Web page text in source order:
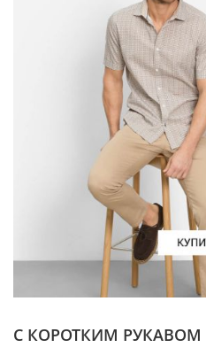
С КОРОТКИМ РУКАВОМ